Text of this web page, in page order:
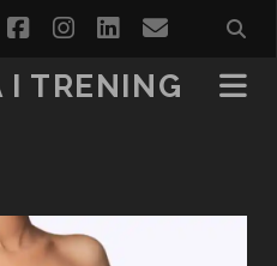
facebookinstagram
linkedinemail
I TRENING